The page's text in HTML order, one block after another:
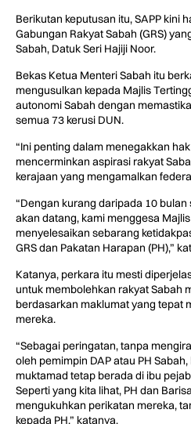
Berikutan keputusan itu, SAPP kini
Gabungan Rakyat Sabah (GRS)
Sabah, Datuk Seri Hajiji Noor.
Bekas Ketua Menteri Sabah itu
mengusulkan kepada Majlis
autonomi Sabah dengan
semua 73 kerusi DUN.
“Ini penting dalam menegakkan
mencerminkan aspirasi rakyat
kerajaan yang mengamalkan
“Dengan kurang daripada 10
akan datang, kami menggesa
menyelesaikan sebarang
GRS dan Pakatan Harapan (PH),”
Katanya, perkara itu mesti
untuk membolehkan rakyat Sabah
berdasarkan maklumat yang tepat
mereka.
“Sebagai peringatan, tanpa
oleh pemimpin DAP atau PH
muktamad tetap berada di ibu
Seperti yang kita lihat, PH dan
mengukuhkan perikatan mereka,
kepada PH,” katanya.